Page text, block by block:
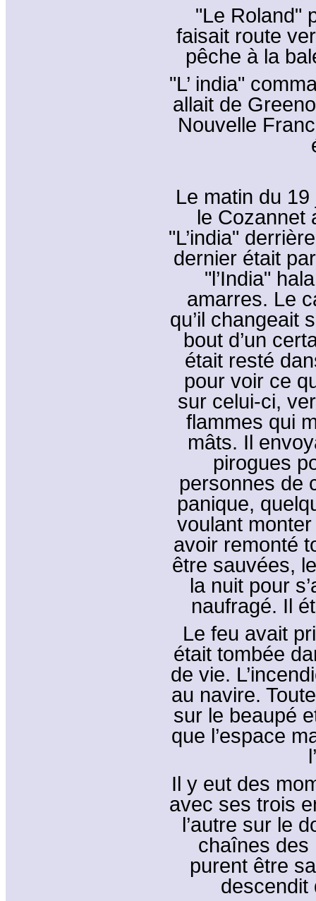
"Le Roland"
faisait route
pêche à la
"L’ india"
allait de
Nouvelle
Le matin du
le Cozannet
"L’india"
dernier était
"l’India"
amarres. Le
qu’il changeait
bout d’un
était resté
pour voir ce
sur celui-ci,
flammes qui
mâts. Il
pirogues
personnes de
panique,
voulant
avoir remonté
être sauvées,
la nuit pour
naufragé. Il
Le feu avait
était tombée
de vie.
au navire.
sur le beaupé
que l’espace
Il y eut des
avec ses trois
l’autre sur le
chaînes des
purent être
descendit